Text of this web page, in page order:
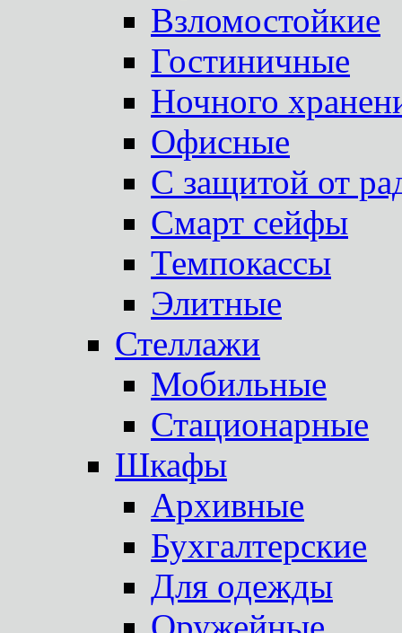
Взломостойкие
Гостиничные
Ночного
Офисные
С защитой от
Смарт сейфы
Темпокассы
Элитные
Стеллажи
Мобильные
Стационарные
Шкафы
Архивные
Бухгалтерские
Для одежды